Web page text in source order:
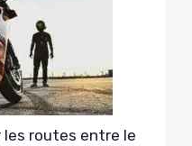
routes entre le